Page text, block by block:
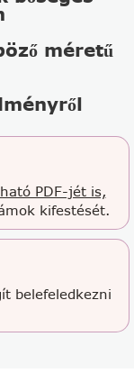
méretű
PDF-jét is,
kifestését.
belefeledkezni